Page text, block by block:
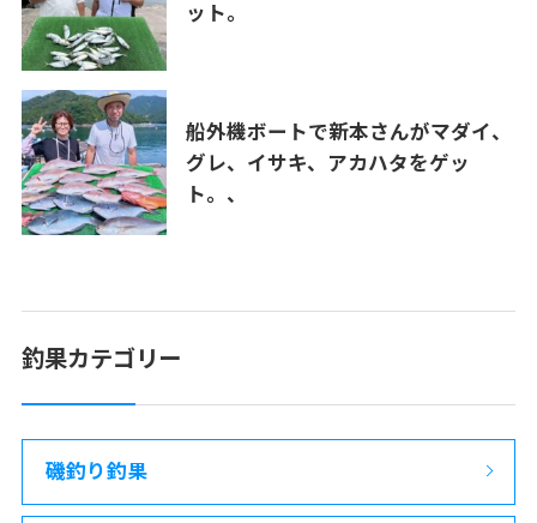
ット。
船外機ボートで新本さんがマダイ、
グレ、イサキ、アカハタをゲッ
ト。、
釣果カテゴリー
磯釣り釣果